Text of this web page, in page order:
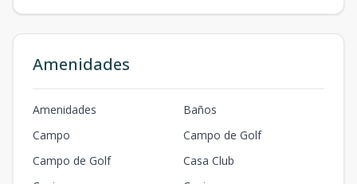
Amenidades
Amenidades
Baños
Campo
Campo de Golf
Campo de Golf
Casa Club